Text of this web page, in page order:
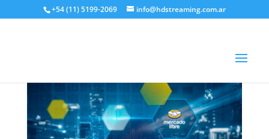
+54 (11) 5199-2069 info@hdstreaming.com.ar